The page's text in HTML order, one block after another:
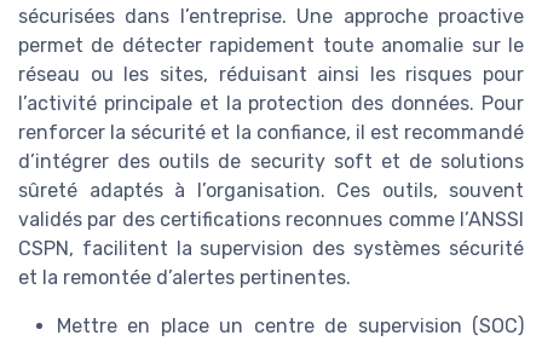
sécurisées dans l’entreprise. Une approche proactive
permet de détecter rapidement toute anomalie sur le
réseau ou les sites, réduisant ainsi les risques pour
l’activité principale et la protection des données. Pour
renforcer la sécurité et la confiance, il est recommandé
d’intégrer des outils de security soft et de solutions
sûreté adaptés à l’organisation. Ces outils, souvent
validés par des certifications reconnues comme l’ANSSI
CSPN, facilitent la supervision des systèmes sécurité
et la remontée d’alertes pertinentes.
Mettre en place un centre de supervision (SOC)